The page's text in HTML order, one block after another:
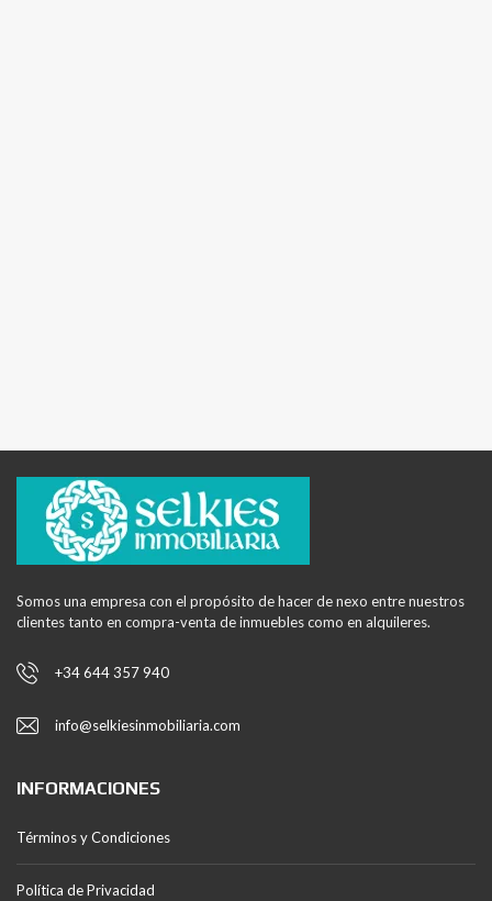
Somos una empresa con el propósito de hacer de nexo entre nuestros
clientes tanto en compra-venta de inmuebles como en alquileres.
+34 644 357 940
info@selkiesinmobiliaria.com
INFORMACIONES
Términos y Condiciones
Política de Privacidad